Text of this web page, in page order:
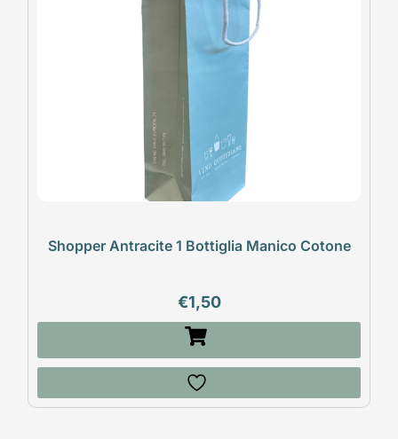
Shopper Antracite 1 Bottiglia Manico Cotone
€1,50